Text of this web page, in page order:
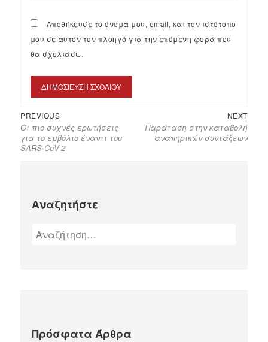
Αποθήκευσε το όνομά μου, email, και τον ιστότοπο
μου σε αυτόν τον πλοηγό για την επόμενη φορά που
θα σχολιάσω.
PREVIOUS
Οι πιο συχνές ερωτήσεις
για το εμβόλιο έναντι του
SARS-CoV-2
NEXT
Παράταση στην καταβολή
αναπηρικών συντάξεων
Αναζητήστε
Πρόσφατα Άρθρα